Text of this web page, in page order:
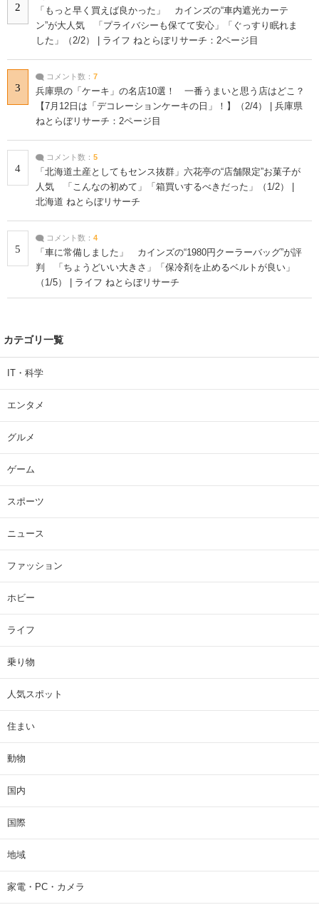
2
「もっと早く買えば良かった」 カインズの“車内遮光カーテ
ン”が大人気 「プライバシーも保てて安心」「ぐっすり眠れま
した」（2/2） | ライフ ねとらぼリサーチ：2ページ目
3
コメント数： 7
兵庫県の「ケーキ」の名店10選！ 一番うまいと思う店はどこ？
【7月12日は「デコレーションケーキの日」！】（2/4） | 兵庫県
ねとらぼリサーチ：2ページ目
4
コメント数： 5
「北海道土産としてもセンス抜群」六花亭の“店舗限定”お菓子が
人気 「こんなの初めて」「箱買いするべきだった」（1/2） |
北海道 ねとらぼリサーチ
5
コメント数： 4
「車に常備しました」 カインズの“1980円クーラーバッグ”が評
判 「ちょうどいい大きさ」「保冷剤を止めるベルトが良い」
（1/5） | ライフ ねとらぼリサーチ
カテゴリ一覧
IT・科学
エンタメ
グルメ
ゲーム
スポーツ
ニュース
ファッション
ホビー
ライフ
乗り物
人気スポット
住まい
動物
国内
国際
地域
家電・PC・カメラ